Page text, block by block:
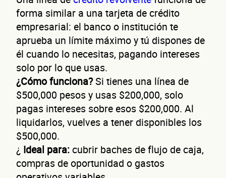
forma similar a una tarjeta de crédito
empresarial: el banco o institución te
aprueba un límite máximo y tú dispones de
él cuando lo necesitas, pagando intereses
solo por lo que usas.
¿Cómo funciona?Si tienes una línea de
$500,000 pesos y usas $200,000, solo
pagas intereses sobre esos $200,000. Al
liquidarlos, vuelves a tener disponibles los
$500,000.
¿ Ideal para:cubrir baches de flujo de caja,
compras de oportunidad o gastos